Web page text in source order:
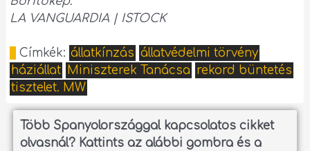
LA VANGUARDIA | ISTOCK
Címkék: állatkínzás állatvédelmi törvény
háziállat Miniszterek Tanácsa rekord büntetés
tisztelet. MW
Több Spanyolországgal kapcsolatos cikket
olvasnál? Kattints az alábbi gombra és a